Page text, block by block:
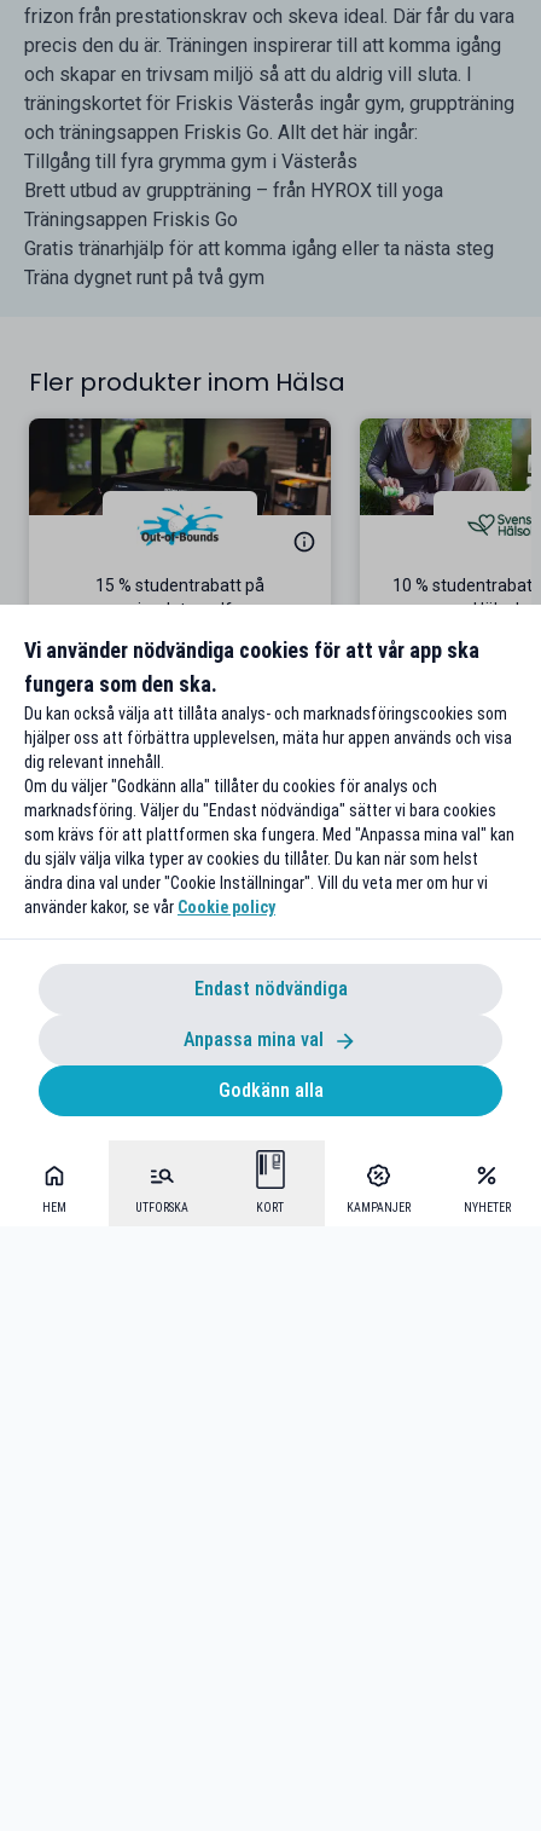
HEM UTFORSKA KORT KAMPANJER NYHETER
frizon från prestationskrav och skeva ideal. Där får du vara
precis den du är. Träningen inspirerar till att komma igång
och skapar en trivsam miljö så att du aldrig vill sluta. I
träningskortet för Friskis Västerås ingår gym, gruppträning
och träningsappen Friskis Go. Allt det här ingår:
Tillgång till fyra grymma gym i Västerås
Brett utbud av gruppträning – från HYROX till yoga
Träningsappen Friskis Go
Gratis tränarhjälp för att komma igång eller ta nästa steg
Träna dygnet runt på två gym
Fler produkter inom Hälsa
15 % studentrabatt på
simulatorgolf
Från 100 kr/tim i Göteborg
Till rabatten
10 %
Gäller på
Vi använder nödvändiga cookies för att vår app ska
fungera som den ska.
Du kan också välja att tillåta analys- och marknadsföringscookies som
hjälper oss att förbättra upplevelsen, mäta hur appen används och visa
dig relevant innehåll.
Om du väljer "Godkänn alla" tillåter du cookies för analys och
marknadsföring. Väljer du "Endast nödvändiga" sätter vi bara cookies
som krävs för att plattformen ska fungera. Med "Anpassa mina val" kan
du själv välja vilka typer av cookies du tillåter. Du kan när som helst
ändra dina val under "Cookie Inställningar". Vill du veta mer om hur vi
använder kakor, se vår Cookie policy
Endast nödvändiga
Anpassa mina val
Godkänn alla